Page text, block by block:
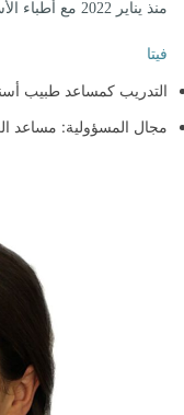
منذ يناير 2022 مع أطباء الأسنان في Asamhof
فيتا
التدريب كمساعد طبيب
مجال المسؤولية: مساعد